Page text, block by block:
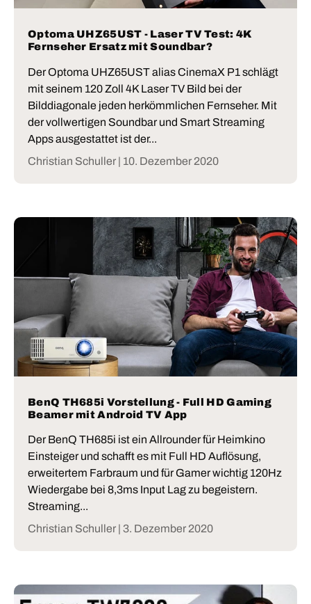
Optoma UHZ65UST - Laser TV Test: 4K
Fernseher Ersatz mit Soundbar?
Der Optoma UHZ65UST alias CinemaX P1 schlägt
mit seinem 120 Zoll 4K Laser TV Bild bei der
Bilddiagonale jeden herkömmlichen Fernseher. Mit
der vollwertigen Soundbar und Smart Streaming
Apps ausgestattet ist der...
Christian Schuller | 10. Dezember 2020
BenQ TH685i Vorstellung - Full HD Gaming
Beamer mit Android TV App
Der BenQ TH685i ist ein Allrounder für Heimkino
Einsteiger und schafft es mit Full HD Auflösung,
erweitertem Farbraum und für Gamer wichtig 120Hz
Wiedergabe bei 8,3ms Input Lag zu begeistern.
Streaming...
Christian Schuller | 3. Dezember 2020